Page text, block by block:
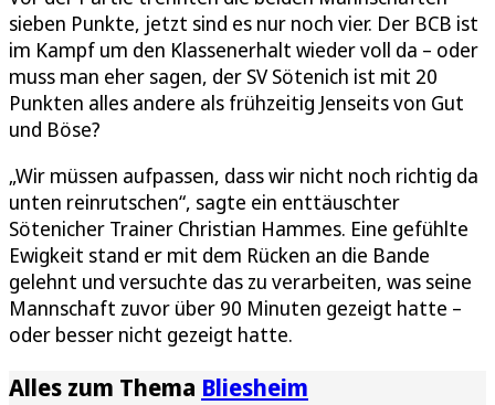
sieben Punkte, jetzt sind es nur noch vier. Der BCB ist
im Kampf um den Klassenerhalt wieder voll da – oder
muss man eher sagen, der SV Sötenich ist mit 20
Punkten alles andere als frühzeitig Jenseits von Gut
und Böse?
„Wir müssen aufpassen, dass wir nicht noch richtig da
unten reinrutschen“, sagte ein enttäuschter
Sötenicher Trainer Christian Hammes. Eine gefühlte
Ewigkeit stand er mit dem Rücken an die Bande
gelehnt und versuchte das zu verarbeiten, was seine
Mannschaft zuvor über 90 Minuten gezeigt hatte –
oder besser nicht gezeigt hatte.
Alles zum Thema Bliesheim